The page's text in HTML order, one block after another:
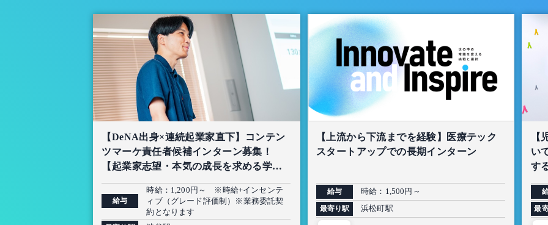
【DeNA出身×連続起業家直下】コンテン
ツマーケ責任者候補インターン募集！
【起業家志望・本気の成長を求める学生
限定】
給与
時給：1,200円～ ※時給+インセンテ
ィブ（グレード評価制）※業務委託契
約となります
【上流から下流までを経験】医療テック
スタートアップでの長期インターン
給与 時給：1,500円～
最寄り駅 浜松町駅
【
い
す
最